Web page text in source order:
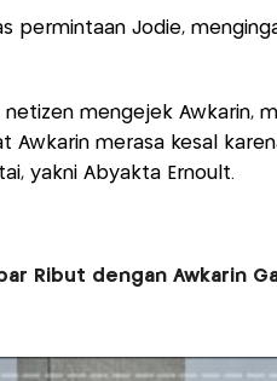
permintaan Jodie,
mengejek Awkarin,
Awkarin merasa kesal
yakni Abyakta Ernoult.
Ribut dengan Awkarin